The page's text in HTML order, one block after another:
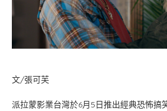
文/張可芙
派拉蒙影業台灣於6月5日推出經典恐怖搞